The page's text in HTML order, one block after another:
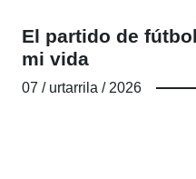
El partido de
mi vida
07 / urtarrila / 2026